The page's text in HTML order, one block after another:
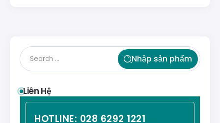
Nhập sản phẩm
Liên Hệ
HOTLINE: 028 6292 1221